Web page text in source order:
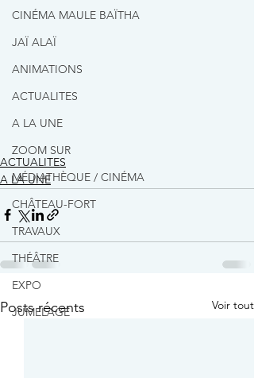
CINÉMA MAULE BAÏTHA
JAÏ ALAÏ
ANIMATIONS
ACTUALITES
A LA UNE
ZOOM SUR
MÉDIATHÈQUE / CINÉMA
CHÂTEAU-FORT
TRAVAUX
THÉÂTRE
EXPO
JUMELAGE
ACTUALITES
A LA UNE
Posts récents Voir tout